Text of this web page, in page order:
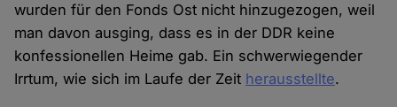
wurden für den Fonds Ost nicht hinzugezogen, weil
man davon ausging, dass es in der DDR keine
konfessionellen Heime gab. Ein schwerwiegender
Irrtum, wie sich im Laufe der Zeit herausstellte.